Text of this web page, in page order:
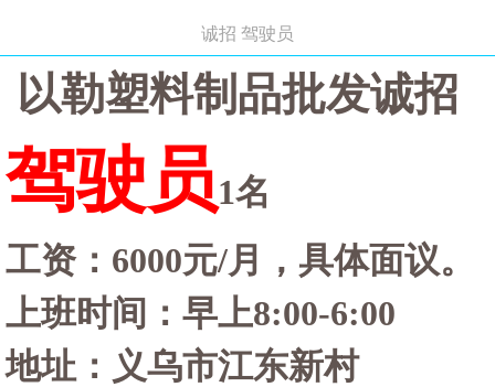
诚招 驾驶员
以勒塑料制品批发诚招
驾驶员1名
工资： 6000元/月，具体面议。
上班时间：早上8:00-6:00
地址：义乌市江东新村